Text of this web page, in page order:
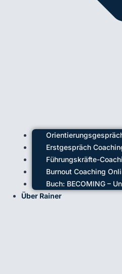
Erstgespräch
Führungskräfte-
Burnout Coaching
Buch: BECOMING –
Über Rainer